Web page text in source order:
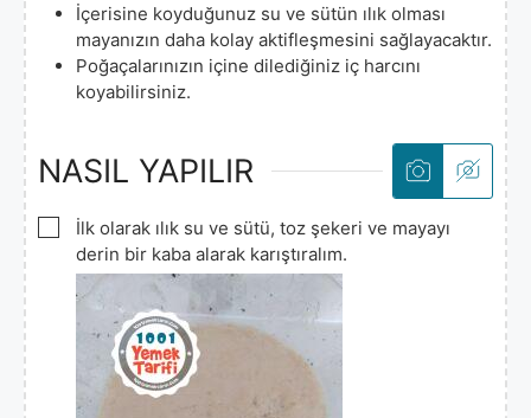
İçerisine koyduğunuz su ve sütün ılık olması
mayanızın daha kolay aktifleşmesini sağlayacaktır.
Poğaçalarınızın içine dilediğiniz iç harcını
koyabilirsiniz.
NASIL YAPILIR
▢
İlk olarak ılık su ve sütü, toz şekeri ve mayayı
derin bir kaba alarak karıştıralım.